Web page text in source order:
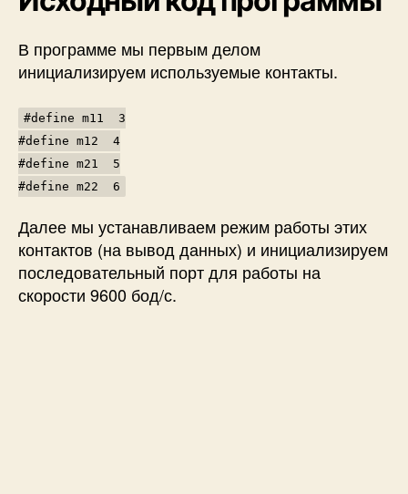
В программе мы первым делом
инициализируем используемые контакты.
#define m11 3
#define m12 4
#define m21 5
#define m22 6
Далее мы устанавливаем режим работы этих
контактов (на вывод данных) и инициализируем
последовательный порт для работы на
скорости 9600 бод/с.